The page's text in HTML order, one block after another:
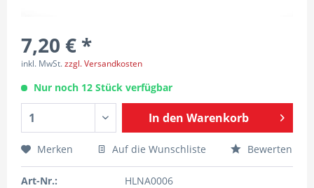
7,20 € *
inkl. MwSt.zzgl. Versandkosten
Nur noch 12 Stück verfügbar
In den Warenkorb
Merken Auf die Wunschliste Bewerten
Art-Nr.:
HLNA0006